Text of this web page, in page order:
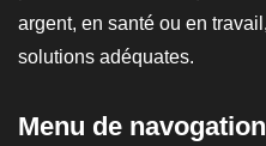
argent, en santé ou en
solutions adéquates.
Menu de navogation